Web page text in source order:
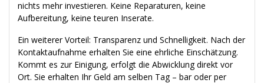
nichts mehr investieren. Keine Reparaturen, keine
Aufbereitung, keine teuren Inserate.
Ein weiterer Vorteil: Transparenz und Schnelligkeit. Nach der
Kontaktaufnahme erhalten Sie eine ehrliche Einschätzung.
Kommt es zur Einigung, erfolgt die Abwicklung direkt vor
Ort. Sie erhalten Ihr Geld am selben Tag – bar oder per